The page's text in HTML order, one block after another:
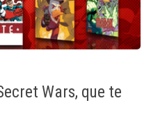
Wars, que te